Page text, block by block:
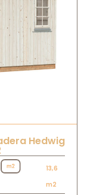
Hedwig
13,6
m2